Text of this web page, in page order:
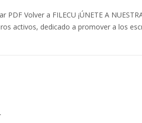
PDF Volver a FILECU ¡ÚNETE A
activos, dedicado a promover a los